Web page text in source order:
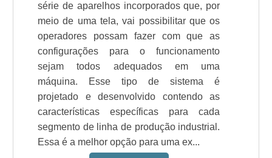
série de aparelhos incorporados que, por
meio de uma tela, vai possibilitar que os
operadores possam fazer com que as
configurações para o funcionamento
sejam todos adequados em uma
máquina. Esse tipo de sistema é
projetado e desenvolvido contendo as
características específicas para cada
segmento de linha de produção industrial.
Essa é a melhor opção para uma ex...